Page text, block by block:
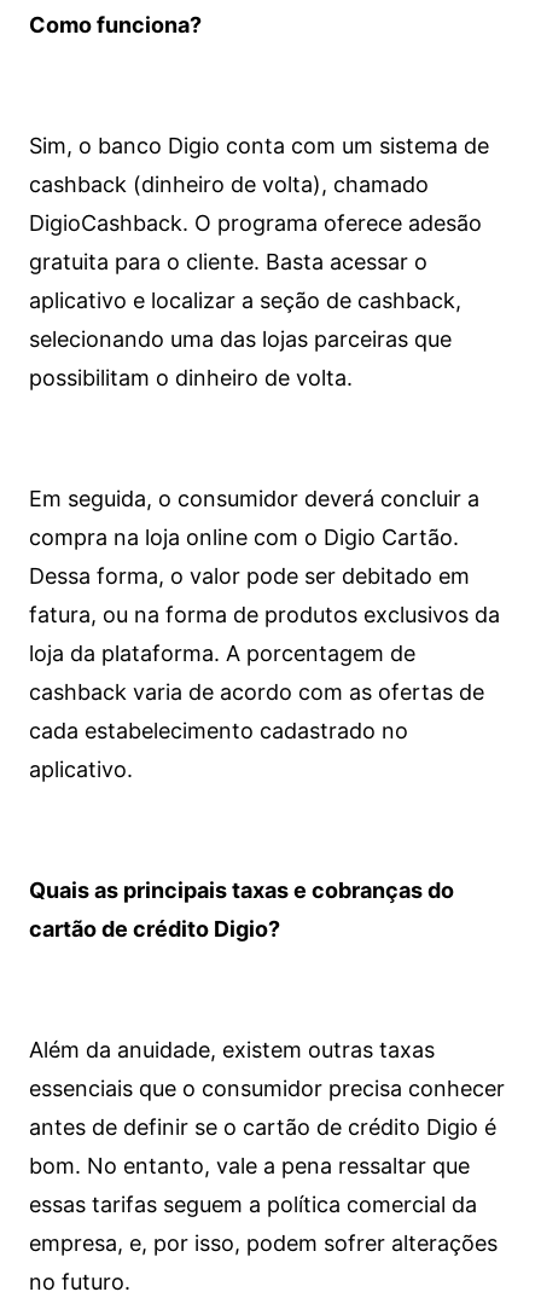
Como funciona?
Sim, o banco Digio conta com um sistema de
cashback (dinheiro de volta), chamado
DigioCashback. O programa oferece adesão
gratuita para o cliente. Basta acessar o
aplicativo e localizar a seção de cashback,
selecionando uma das lojas parceiras que
possibilitam o dinheiro de volta.
Em seguida, o consumidor deverá concluir a
compra na loja online com o Digio Cartão.
Dessa forma, o valor pode ser debitado em
fatura, ou na forma de produtos exclusivos da
loja da plataforma. A porcentagem de
cashback varia de acordo com as ofertas de
cada estabelecimento cadastrado no
aplicativo.
Quais as principais taxas e cobranças do
cartão de crédito Digio?
Além da anuidade, existem outras taxas
essenciais que o consumidor precisa conhecer
antes de definir se o cartão de crédito Digio é
bom. No entanto, vale a pena ressaltar que
essas tarifas seguem a política comercial da
empresa, e, por isso, podem sofrer alterações
no futuro.